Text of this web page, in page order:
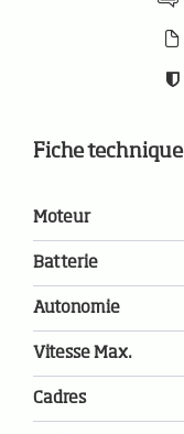
Fiche technique
Moteur
Batterie
Autonomie
Vitesse Max.
Cadres